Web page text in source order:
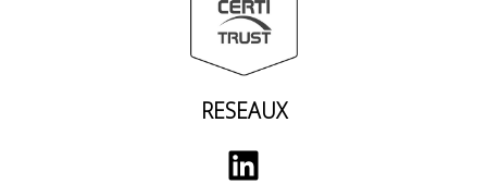
RESEAUX
LinkedIn